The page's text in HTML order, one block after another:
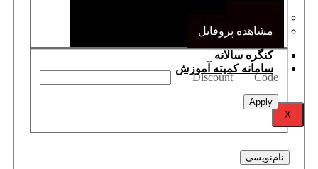
مشاهده پروفایل
کنگره سالانه
سامانه کمیته آموزش
X
Discount Code
Apply